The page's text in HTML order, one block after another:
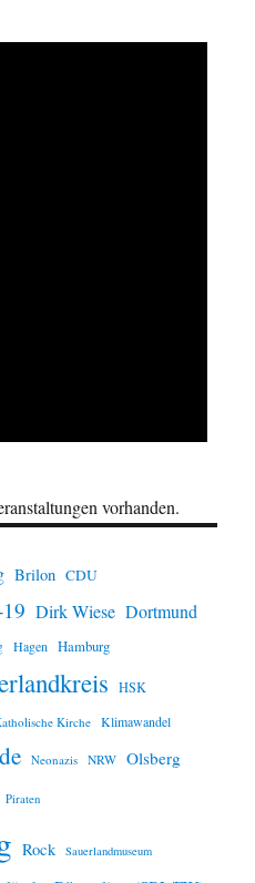
vorhanden.
Brilon CDU
Dirk Wiese Dortmund
Hagen Hamburg
HSK
Kirche Klimawandel
Neonazis NRW Olsberg
Piraten
Rock Sauerlandmuseum